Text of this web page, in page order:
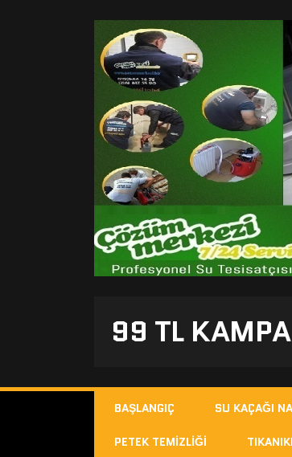
99 TL
BAŞLANGIÇ SU KAÇAĞI
PETEK TEMIZLIĞI